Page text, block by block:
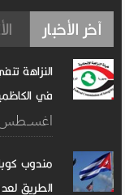
آخر الأخبار
النزاهة
في
08 اغســطس.2026 -
مندوب
الطريق